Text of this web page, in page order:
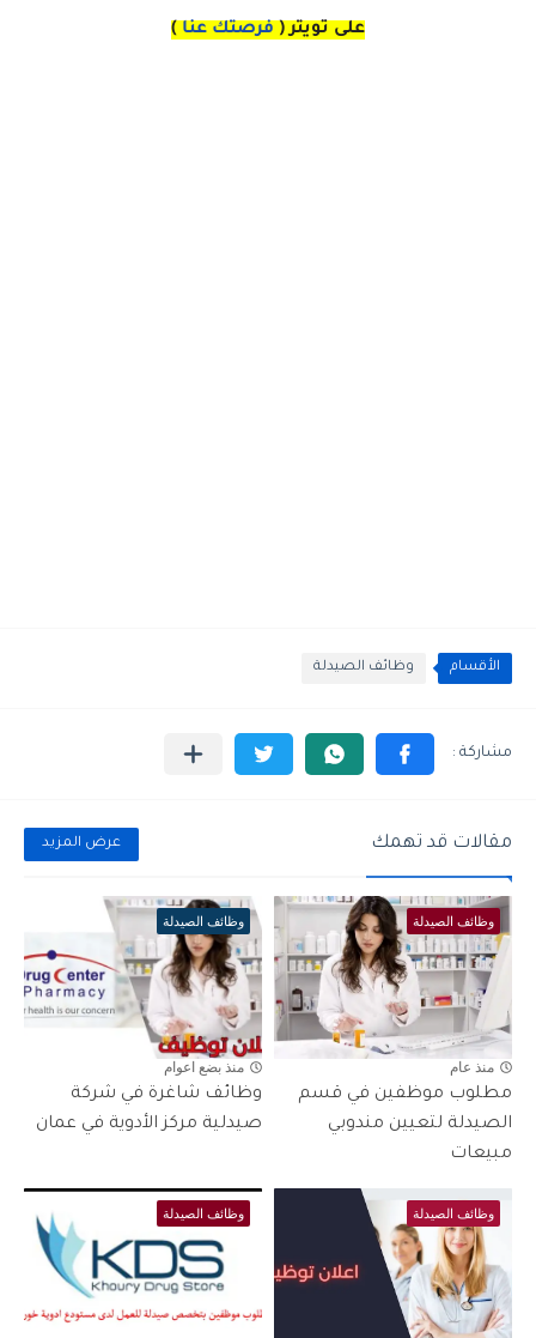
على تويتر( فرصتك عنا )
الأقسام وظائف الصيدلة
مقالات قد تهمك عرض المزيد
وظائف الصيدلة
منذ عام
مطلوب موظفين في قسم
الصيدلة لتعيين مندوبي
مبيعات
وظائف الصيدلة
منذ بضع اعوام
وظائف شاغرة في شركة
صيدلية مركز الأدوية في عمان
وظائف الصيدلة وظائف الصيدلة